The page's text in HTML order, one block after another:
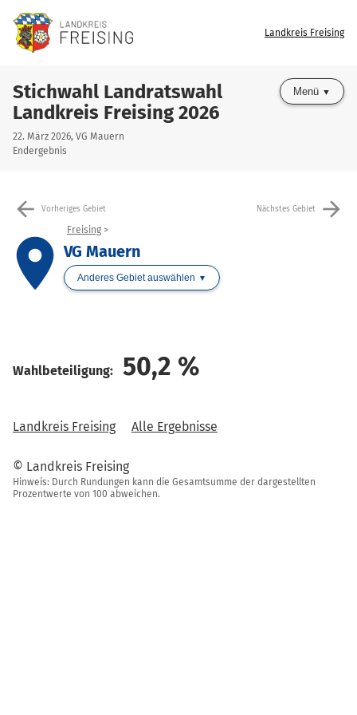
Landkreis Freising
Stichwahl Landratswahl
Landkreis Freising 2026
22. März 2026, VG Mauern
Endergebnis
Menü
arrow_back Vorheriges Gebiet Nächstes Gebiet arrow_forward
place
Freising
VG Mauern
Anderes Gebiet auswählen
Wahlbeteiligung: 50,2 %
Landkreis Freising Alle Ergebnisse
© Landkreis Freising
Hinweis: Durch Rundungen kann die Gesamtsumme der dargestellten
Prozentwerte von 100 abweichen.